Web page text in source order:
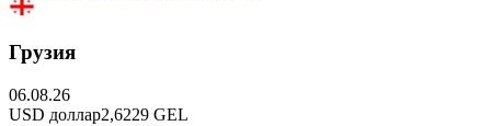
Грузия
06.08.26
USD доллар2,6229 GEL